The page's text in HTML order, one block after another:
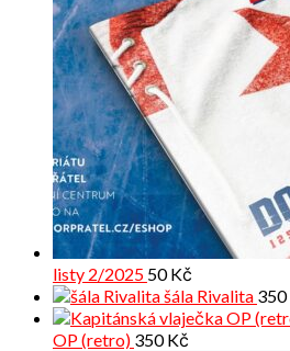
listy 2/2025 50Kč
šála Rivalita 350
OP (retro) 350Kč